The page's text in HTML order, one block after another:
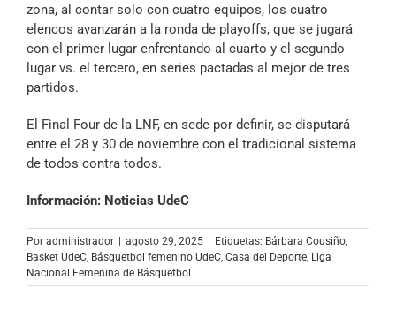
zona, al contar solo con cuatro equipos, los cuatro
elencos avanzarán a la ronda de playoffs, que se jugará
con el primer lugar enfrentando al cuarto y el segundo
lugar vs. el tercero, en series pactadas al mejor de tres
partidos.
El Final Four de la LNF, en sede por definir, se disputará
entre el 28 y 30 de noviembre con el tradicional sistema
de todos contra todos.
Información: Noticias UdeC
Por administrador agosto 29, 2025 Etiquetas: Bárbara Cousiño,
Basket UdeC, Básquetbol femenino UdeC, Casa del Deporte, Liga
Nacional Femenina de Básquetbol